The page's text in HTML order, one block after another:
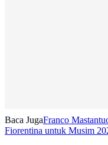
Baca JugaFranco
Fiorentina untuk Musim